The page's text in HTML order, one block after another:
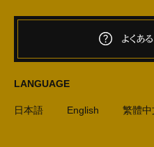
よくあ
LANGUAGE
日本語 English 繁體中